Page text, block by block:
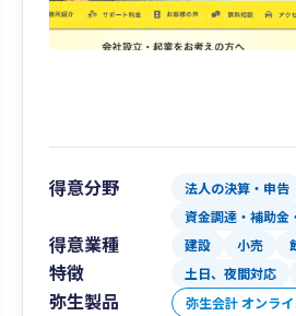
得意分野 法人の決算・申告
資金調達・補助金
得意業種 建設 小売
特徴 土日、夜間対応
弥生製品 弥生会計 オンラ